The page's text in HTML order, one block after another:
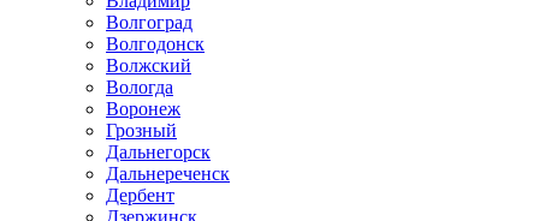
Волгоград
Волгодонск
Волжский
Вологда
Воронеж
Грозный
Дальнегорск
Дальнереченск
Дербент
Дзержинск